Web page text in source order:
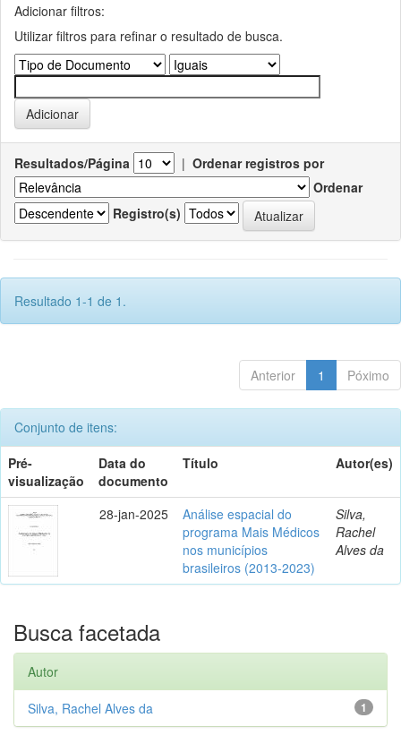
Adicionar filtros:
Utilizar filtros para refinar o resultado de busca.
Resultados/Página | Ordenar registros por
Ordenar
Registro(s)
Resultado 1-1 de 1.
Anterior 1 Póximo
Conjunto de itens:
Pré-
visualização
Data do
documento
Título Autor(es)
28-jan-2025
Análise espacial do
programa Mais Médicos
nos municípios
brasileiros (2013-2023)
Silva,
Rachel
Alves da
Busca facetada
Autor
1
Silva, Rachel Alves da